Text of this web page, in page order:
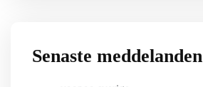
Senaste meddelanden